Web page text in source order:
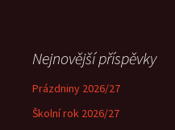
Nejnovější příspěvky
Prázdniny 2026/27
Školní rok 2026/27